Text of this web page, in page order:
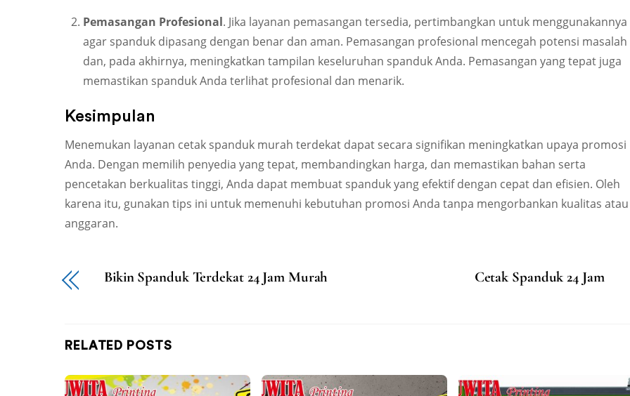
Pemasangan Profesional. Jika layanan pemasangan tersedia, pertimbangkan untuk menggunakannya
agar spanduk dipasang dengan benar dan aman. Pemasangan profesional mencegah potensi masalah
dan, pada akhirnya, meningkatkan tampilan keseluruhan spanduk Anda. Pemasangan yang tepat juga
memastikan spanduk Anda terlihat profesional dan menarik.
Kesimpulan
Menemukan layanan cetak spanduk murah terdekat dapat secara signifikan meningkatkan upaya promosi
Anda. Dengan memilih penyedia yang tepat, membandingkan harga, dan memastikan bahan serta
pencetakan berkualitas tinggi, Anda dapat membuat spanduk yang efektif dengan cepat dan efisien. Oleh
karena itu, gunakan tips ini untuk memenuhi kebutuhan promosi Anda tanpa mengorbankan kualitas atau
anggaran.
Bikin Spanduk Terdekat 24 Jam Murah Cetak Spanduk 24 Jam
RELATED POSTS